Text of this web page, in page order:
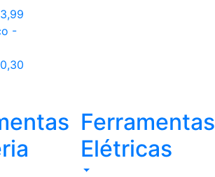
-
Ferramentas
Elétricas